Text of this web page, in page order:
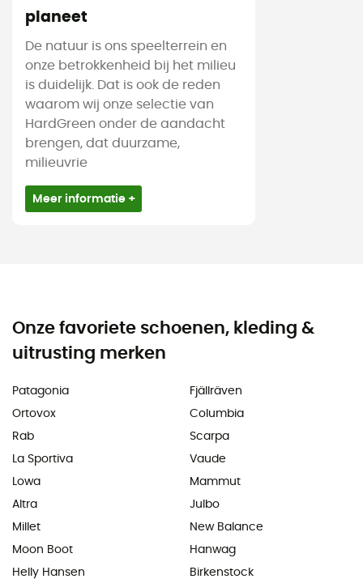
planeet
De natuur is ons speelterrein en
onze betrokkenheid bij het milieu
is duidelijk. Dat is ook de reden
waarom wij onze selectie van
HardGreen onder de aandacht
brengen, dat duurzame,
milieuvrie
Meer informatie +
Onze favoriete schoenen, kleding &
uitrusting merken
Patagonia
Ortovox
Rab
La Sportiva
Lowa
Altra
Millet
Moon Boot
Helly Hansen
Fjällräven
Columbia
Scarpa
Vaude
Mammut
Julbo
New Balance
Hanwag
Birkenstock